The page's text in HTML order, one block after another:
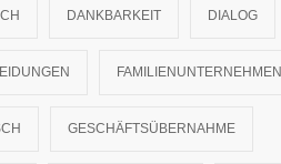
DANKBARKEIT DIALOG
FAMILIENUNTERNEHMEN
GESCHÄFTSÜBERNAHME